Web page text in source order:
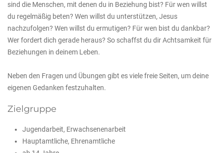
sind die Menschen, mit denen du in Beziehung bist? Für wen willst
du regelmäßig beten? Wen willst du unterstützen, Jesus
nachzufolgen? Wen willst du ermutigen? Für wen bist du dankbar?
Wer fordert dich gerade heraus? So schaffst du dir Achtsamkeit für
Beziehungen in deinem Leben.
Neben den Fragen und Übungen gibt es viele freie Seiten, um deine
eigenen Gedanken festzuhalten.
Zielgruppe
Jugendarbeit, Erwachsenenarbeit
Hauptamtliche, Ehrenamtliche